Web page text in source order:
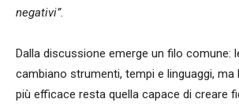
negativi”.
Dalla discussione emerge un filo comune:
cambiano strumenti, tempi e linguaggi,
più efficace resta quella capace di creare